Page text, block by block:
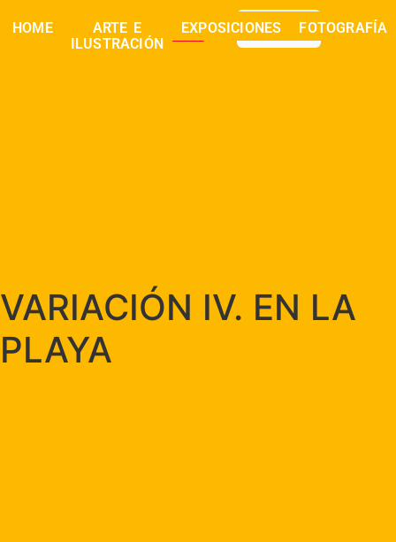
HOME
ARTE E
ILUSTRACIÓN
EXPOSICIONES FOTOGRAFÍA
buscar 0,00
VARIACIÓN IV. EN LA
PLAYA